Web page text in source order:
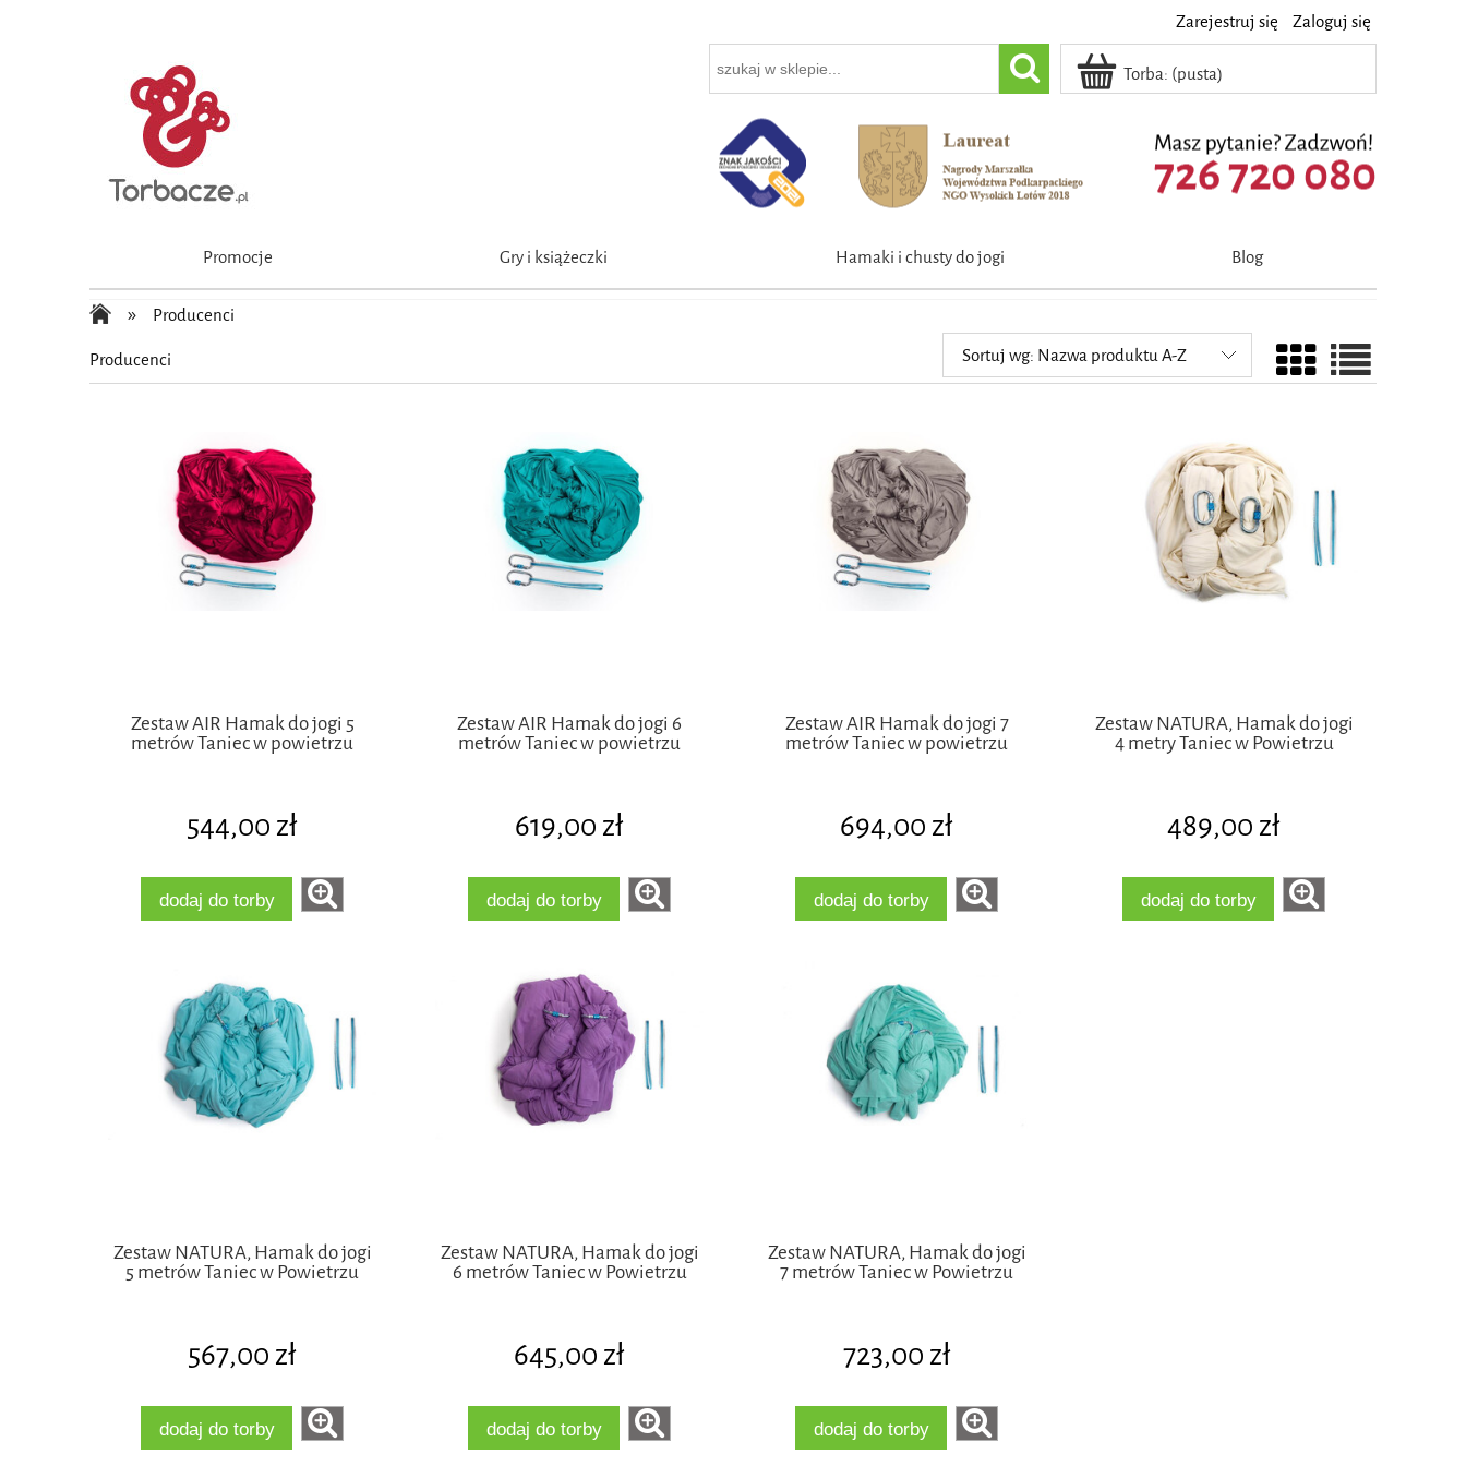
Zarejestruj się Zaloguj się
Torba: (pusta)
Promocje Gry i książeczki Hamaki i chusty do jogi Blog
» Producenci
Producenci Sortuj wg: Nazwa produktu A-Z
Zestaw AIR Hamak do jogi 5
metrów Taniec w powietrzu
544,00 zł
dodaj do torby
Zestaw AIR Hamak do jogi 6
metrów Taniec w powietrzu
619,00 zł
dodaj do torby
Zestaw AIR Hamak do jogi 7
metrów Taniec w powietrzu
694,00 zł
dodaj do torby
Zestaw NATURA, Hamak do jogi
4 metry Taniec w Powietrzu
489,00 zł
dodaj do torby
Zestaw NATURA, Hamak do jogi
5 metrów Taniec w Powietrzu
567,00 zł
dodaj do torby
Zestaw NATURA, Hamak do jogi
6 metrów Taniec w Powietrzu
645,00 zł
dodaj do torby
Zestaw NATURA, Hamak do jogi
7 metrów Taniec w Powietrzu
723,00 zł
dodaj do torby